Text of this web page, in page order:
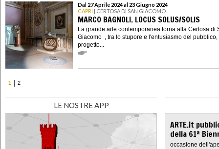
Dal 27 Aprile 2024 al 23 Giugno 2024
CAPRI | CERTOSA DI SAN GIACOMO
MARCO BAGNOLI. LOCUS SOLUS/SOLIS
La grande arte contemporanea torna alla Certosa di
Giacomo , tra lo stupore e l'entusiasmo del pubblico,
progetto...
1 2
LE NOSTRE APP
ARTE.it
della 61ª
occasione